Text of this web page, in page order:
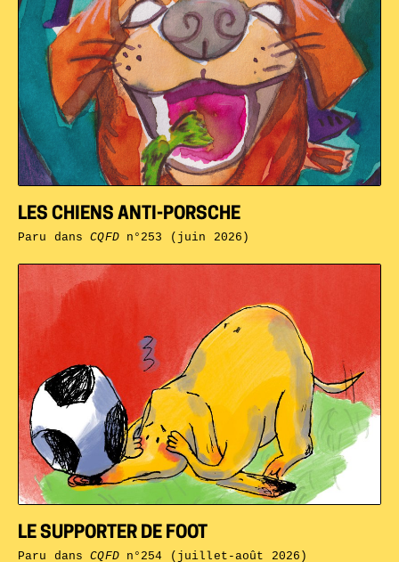
LE SUPPORTER DE FOOT
Paru dansCQFDn°254 (juillet-août 2026)
LES CHIENS ANTI-PORSCHE
Paru dansCQFDn°253 (juin 2026)